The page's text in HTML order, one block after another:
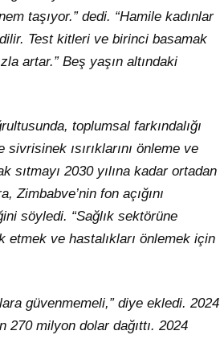
taşıyor.” dedi. “Hamile kadınlar
Test kitleri ve birinci basamak
artar.” Beş yaşın altındaki
toplumsal farkındalığı
ısırıklarını önleme ve
2030 yılına kadar ortadan
Zimbabve’nin fon açığını
söyledi. “Sağlık sektörüne
etmek ve hastalıkları önlemek için
güvenmemeli,” diye ekledi. 2024
270 milyon dolar dağıttı. 2024